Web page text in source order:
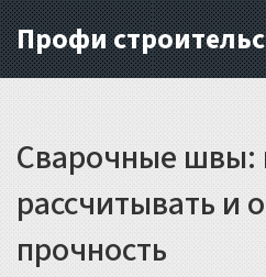
Профи
Сварочные швы:
рассчитывать и
прочность